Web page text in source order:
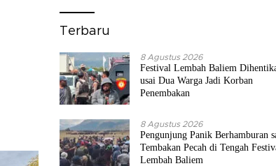
Terbaru
8 Agustus 2026
Festival Lembah Baliem
usai Dua Warga Jadi Korban
Penembakan
8 Agustus 2026
Pengunjung Panik Berhamburan
Tembakan Pecah di Tengah
Lembah Baliem